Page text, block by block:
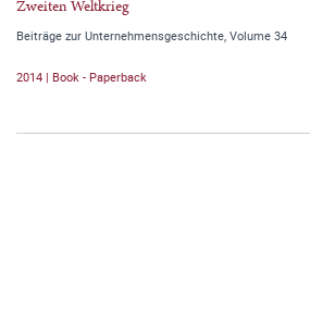
Zweiten Weltkrieg
Beiträge zur Unternehmensgeschichte, Volume 34
2014 | Book - Paperback